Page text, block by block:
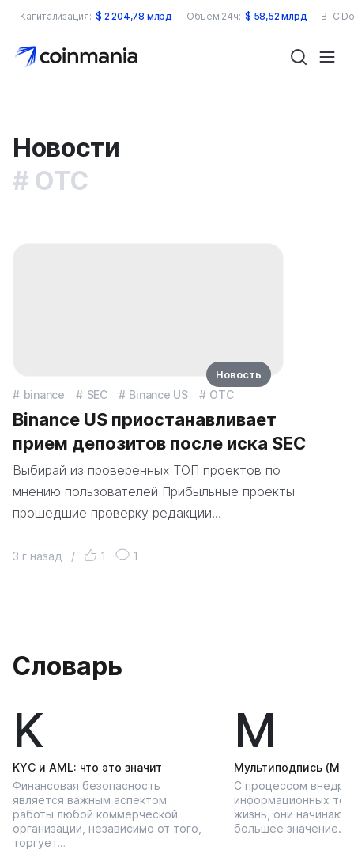
Капитализация: $ 2 204,78 млрд Объем 24ч: $ 58,52 млрд BTC
Новости
OTC
binance SEC Binance US OTC
Binance US приостанавливает
прием депозитов после иска SEC
Выбирай из проверенных ТОП проектов по
мнению пользователей Прибыльные проекты
прошедшие проверку редакции…
3 г назад / 1 1
Новость
Словарь
K
KYС и AML: что это значит
Финансовая безопасность
является важным аспектом
работы любой коммерческой
организации, независимо от того,
торгует…
М
Мультиподпись
С процессом
информационных
жизнь, они начинают
большее значение…